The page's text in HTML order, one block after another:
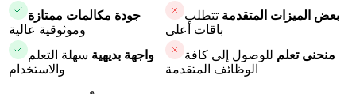
جودة مكالمات ممتازة
وموثوقية عالية
بعض الميزات المتقدمة تتطلب
باقات أعلى
واجهة بديهية سهلة التعلم
والاستخدام
منحنى تعلم للوصول إلى كافة
الوظائف المتقدمة